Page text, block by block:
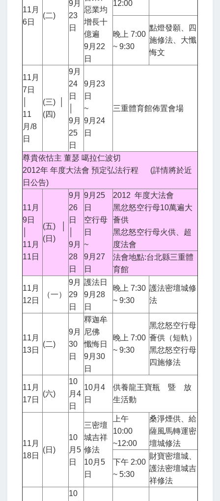
11月
6日
(二)
9月
23
日
惡業均
增長十
億遍
9月22
日
12:00
晚上 7:00
~ 9:30
點燈發願、四
施修法、大懺
悔文
11月
7日
11
月/8
日
(三) │
(四)
9月
24
日
9月
25
日
9月23
日
~
9月24
日
三重體育館佈置會場
尊貴依怙主 董瑟 噶拉仁波切
2012年 年度大法會 預定弘法行程 (詳情將於近
日公告)
11月
9日
11月
11日
(五) │
(日)
9月
26
日
9月
28
日
9月25
日
空行母
日
~
9月27
日
2012 年度大法會
黑忿怒空行母10萬遍大
薈供
黑忿怒空行母火供、超
度法會
法會地點:台北縣三重體
育館
11月
12日
（一）
9月
29
日
護法日
9月28
日
晚上 7:30
~ 9:30
護法密壇城修
法
11月
13日
(二)
9月
30
日
釋迦牟
尼佛
懺悔日
9月30
日
晚上 7:00
~ 9:30
黑忿怒空行母
薈供（短軌）
黑忿怒空行母
四施修法
11月
17日
(六)
10
月4
日
10月4
日
供養龍王寶瓶 暨 放
生活動
11月
18日
(日)
10
月5
日
三密壇
城吉祥
修法
10月5
日
上午
10:00
~12:00
桑淨煙供、給
薩風馬轉運密
壇城修法
下午 2:00
~ 5:30
財寶密壇城、
護法密壇城吉
祥修法
10